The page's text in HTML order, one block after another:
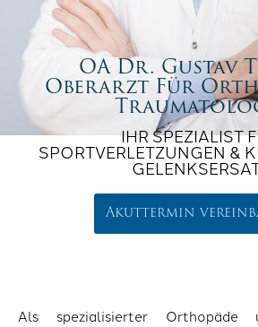
OA Dr. Gustav
Oberarzt Für
IHR SPEZIALIST
SPORTVERLETZUNGEN &
Akuttermin
Als spezialisierter Orthopäde